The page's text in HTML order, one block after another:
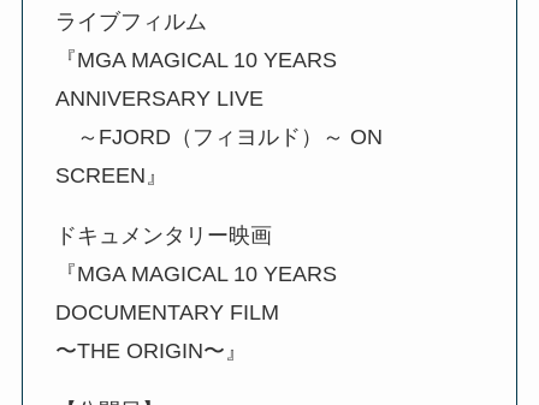
ライブフィルム
『MGA MAGICAL 10 YEARS
ANNIVERSARY LIVE
～FJORD（フィヨルド）～ ON
SCREEN』
ドキュメンタリー映画
『MGA MAGICAL 10 YEARS
DOCUMENTARY FILM
〜THE ORIGIN〜』